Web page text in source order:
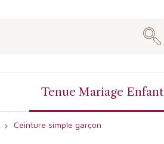
Tenue Mariage Enfant
Ceinture simple garçon